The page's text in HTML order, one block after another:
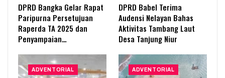
DPRD Bangka Gelar Rapat
Paripurna Persetujuan
Raperda TA 2025 dan
Penyampaian…
DPRD Babel Terima
Audensi Nelayan Bahas
Aktivitas Tambang Laut
Desa Tanjung Niur
ADVENTORIAL ADVENTORIAL